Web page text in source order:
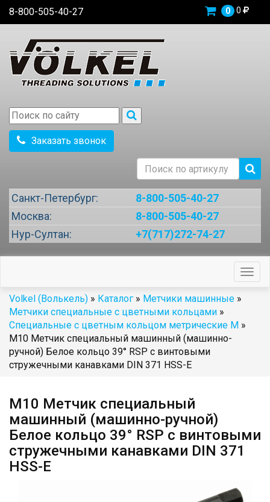
8-800-505-40-27 0 0
Заказать звонок
Санкт-Петербург:
8-800-505-40-27
Москва:
8-800-505-40-27
Нур-Султан:
+7(717)272-74-27
Volkel (Волькель) » Каталог » Метчики машинные »
Метчики специальные с цветными кольцами »
Специальные с цветным кольцом метрические М »
М10 Метчик специальный машинный (машинно-
ручной) Белое кольцо 39° RSP с винтовыми
стружечными канавками DIN 371 HSS-E
М10 Метчик специальный
машинный (машинно-ручной)
Белое кольцо 39° RSP с винтовыми
стружечными канавками DIN 371
HSS-E